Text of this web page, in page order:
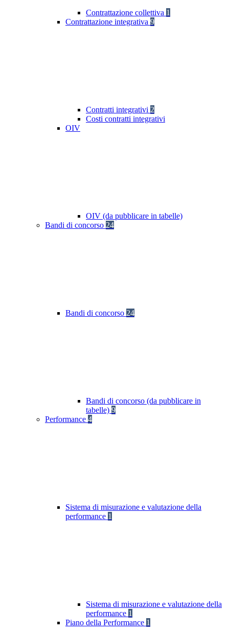
Contrattazione collettiva 1
Contrattazione integrativa 9
Contratti integrativi 2
Costi contratti integrativi
OIV
OIV (da pubblicare in tabelle)
Bandi di concorso 24
Bandi di concorso 24
Bandi di concorso (da pubblicare in
tabelle) 9
Performance 4
Sistema di misurazione e valutazione della
performance 1
Sistema di misurazione e valutazione della
performance 1
Piano della Performance 1